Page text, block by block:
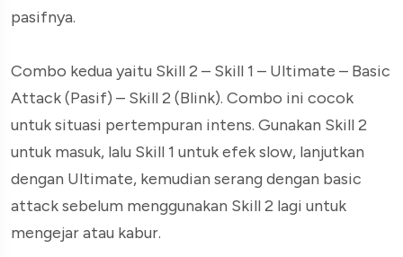
pasifnya.
Combo kedua yaitu Skill 2 – Skill 1 – Ultimate – Basic
Attack (Pasif) – Skill 2 (Blink). Combo ini cocok
untuk situasi pertempuran intens. Gunakan Skill 2
untuk masuk, lalu Skill 1 untuk efek slow, lanjutkan
dengan Ultimate, kemudian serang dengan basic
attack sebelum menggunakan Skill 2 lagi untuk
mengejar atau kabur.